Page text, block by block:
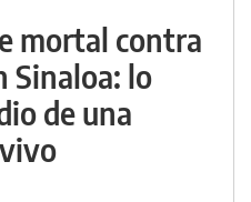
mortal contra
Sinaloa: lo
de una